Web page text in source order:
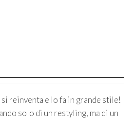
si reinventa e lo fa in grande stile!
solo di un restyling, ma di un